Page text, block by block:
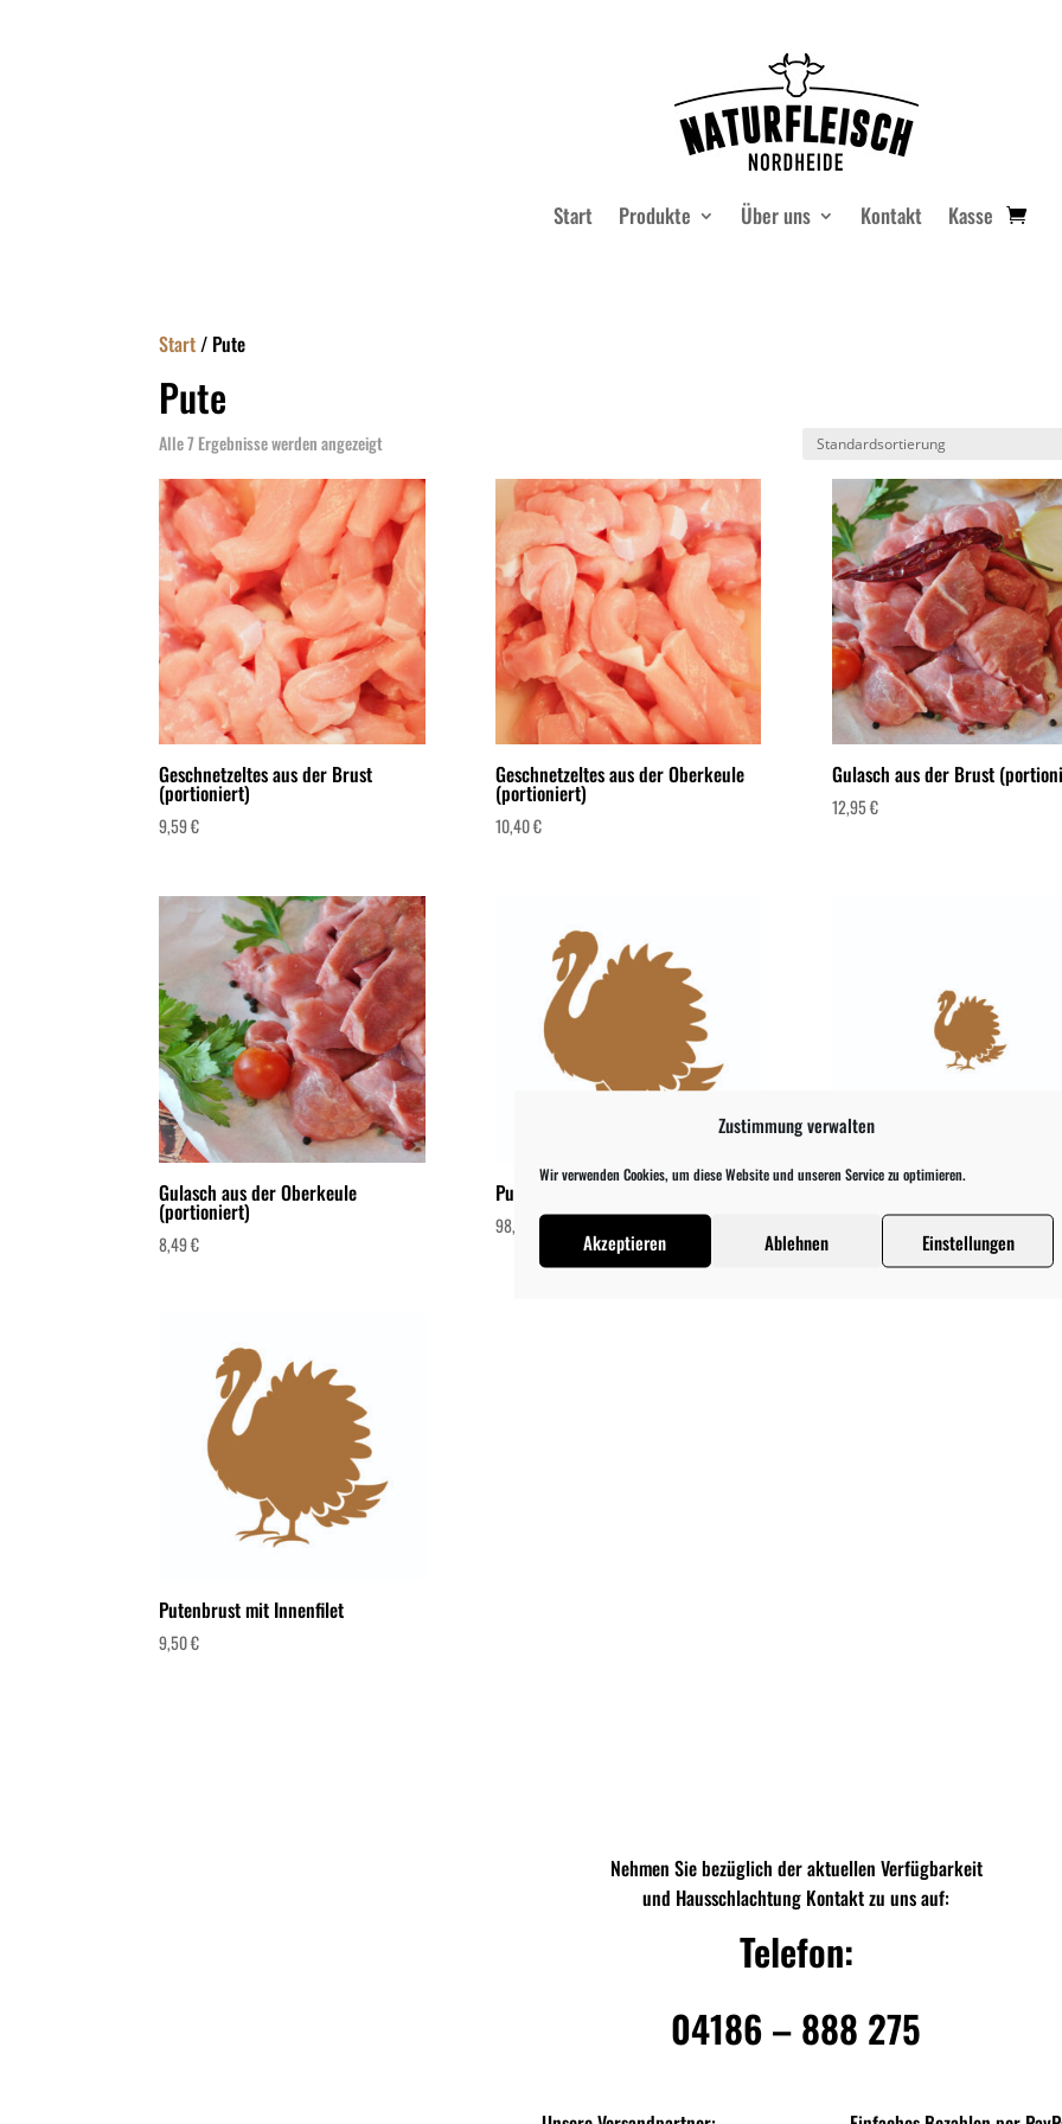
Zustimmung verwalten
Wir verwenden Cookies, um diese Website und unseren Service zu optimieren.
Akzeptieren Ablehnen Einstellungen
Start Produkte Über uns Kontakt Kasse
Start/ Pute
Pute
Alle 7 Ergebnisse werden angezeigt
Geschnetzeltes aus der Brust
(portioniert)
9,59€
Geschnetzeltes aus der Oberkeule
(portioniert)
10,40€
Gulasch aus der Brust
12,95€
Gulasch aus der Oberkeule
(portioniert)
8,49€
Pute (groß)
98,89 €
Pute (klein)
Putenbrust mit Innenfilet
9,50€
Nehmen Sie bezüglich der aktuellen Verfügbarkeit
und Hausschlachtung Kontakt zu uns auf:
Telefon:
04186 – 888 275